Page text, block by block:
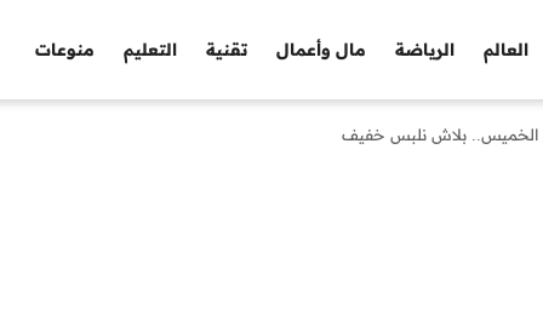
العالم الرياضة مال وأعمال تقنية التعليم منوعات
الخميس.. بلاش نلبس خفيف